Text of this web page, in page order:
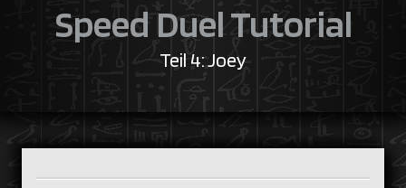
Speed Duel Tutorial
Teil 4: Joey